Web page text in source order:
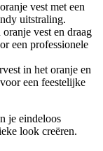
vest met een
uitstraling.
vest en draag
een professionele
in het oranje en
een feestelijke
je eindeloos
look creëren.